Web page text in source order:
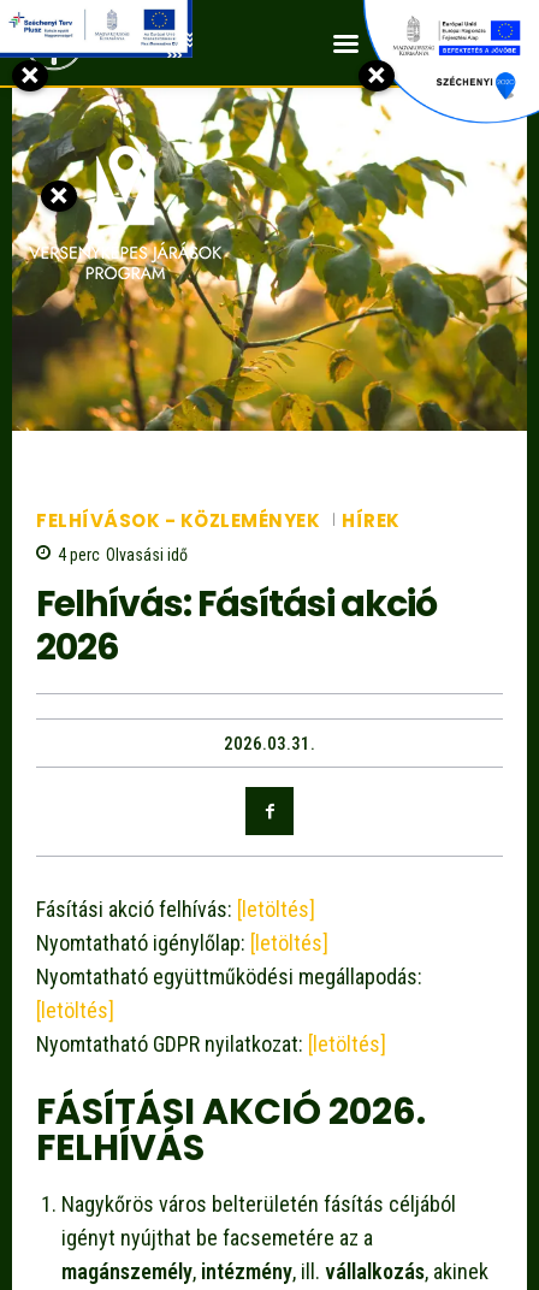
Kapcsolat
FELHÍVÁSOK - KÖZLEMÉNYEK HÍREK
4perc Olvasási idő
Felhívás: Fásítási akció
2026
2026.03.31.
Fásítási akció felhívás: [letöltés]
Nyomtatható igénylőlap: [letöltés]
Nyomtatható együttműködési megállapodás:
[letöltés]
Nyomtatható GDPR nyilatkozat: [letöltés]
FÁSÍTÁSI AKCIÓ 2026.
FELHÍVÁS
Nagykőrös város belterületén fásítás céljából
igényt nyújthat be facsemetére az a
magánszemély, intézmény, ill. vállalkozás, akinek
×
×
×